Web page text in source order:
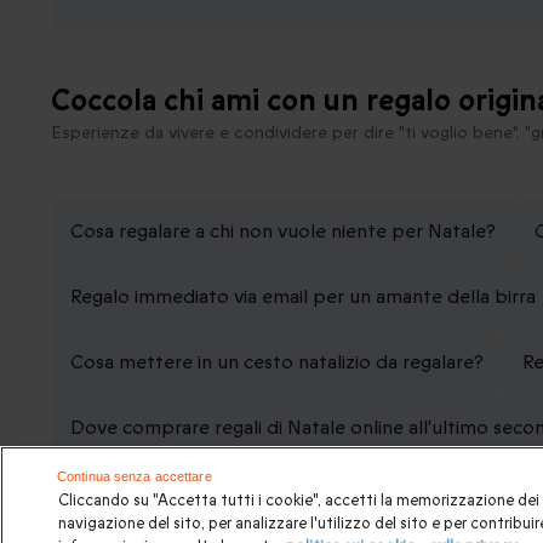
Coccola chi ami con un regalo
Esperienze da vivere e condividere per dire "ti voglio bene",
Cosa regalare a chi non vuole niente per Natale?
Regalo immediato via email per un amante della birra
Cosa mettere in un cesto natalizio da regalare?
Dove comprare regali di Natale online all'ultimo
Pagamenti sicuri Facilità di cambio Validità
Cliccando su "Accetta tutti i cookie", accetti la memorizzazione
navigazione del sito, per analizzare l'utilizzo del sito e per
Continua senza accettare